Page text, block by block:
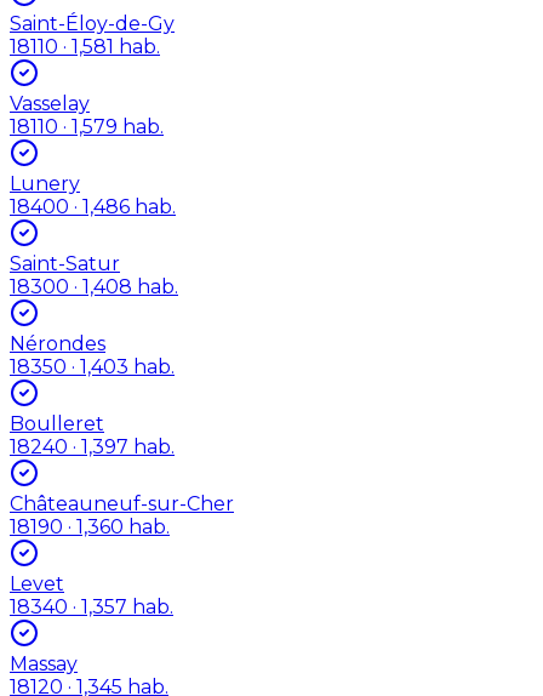
Saint-Éloy-de-Gy
18110 · 1,581 hab.
Vasselay
18110 · 1,579 hab.
Lunery
18400 · 1,486 hab.
Saint-Satur
18300 · 1,408 hab.
Nérondes
18350 · 1,403 hab.
Boulleret
18240 · 1,397 hab.
Châteauneuf-sur-Cher
18190 · 1,360 hab.
Levet
18340 · 1,357 hab.
Massay
18120 · 1,345 hab.